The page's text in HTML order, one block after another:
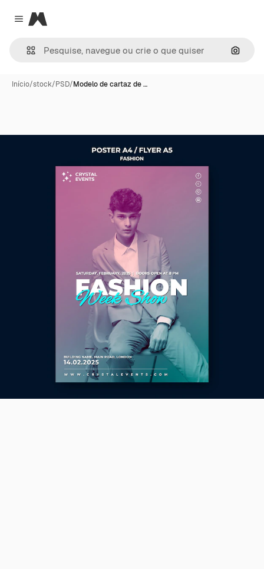
Close menu
Magnific
Início/stock/PSD/Modelo de cartaz de …